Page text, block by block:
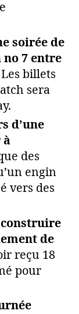
soirée de
7 entre
Les billets
sera
d’une
à
des
engin
vers des
de
reçu 18
pour